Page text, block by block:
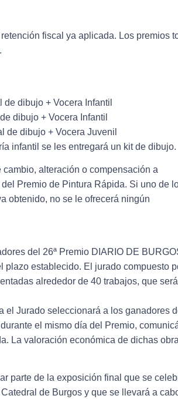
fiscal ya aplicada. Los premios
dibujo + Vocera Infantil
dibujo + Vocera Infantil
de dibujo + Vocera Juvenil
infantil se les entregará un kit de dibujo.
alteración o compensación a
Premio de Pintura Rápida. Si uno de
obtenido, no se le ofrecerá ningún
del 26ª Premio DIARIO DE
plazo establecido. El jurado compuesto
alrededor de 40 trabajos, que
el Jurado seleccionará a los ganadores
el mismo día del Premio,
La valoración económica de dichas
parte de la exposición final que se
de Burgos y que se llevará a